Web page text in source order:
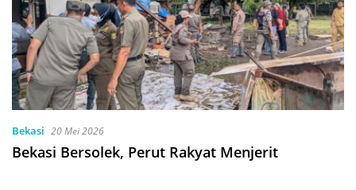
Bekasi 20 Mei 2026
Bekasi Bersolek, Perut Rakyat Menjerit